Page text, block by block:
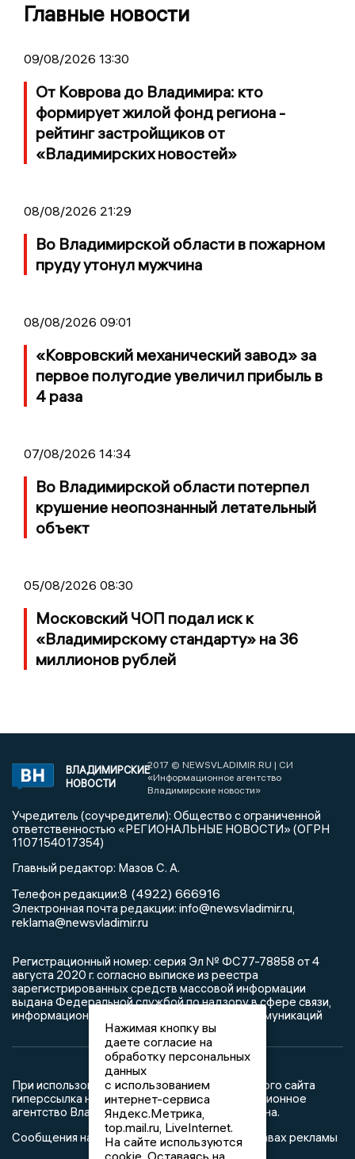
Главные новости
09/08/2026 13:30
От Коврова до Владимира: кто
формирует жилой фонд региона -
рейтинг застройщиков от
«Владимирских новостей»
08/08/2026 21:29
Во Владимирской области в пожарном
пруду утонул мужчина
08/08/2026 09:01
«Ковровский механический завод» за
первое полугодие увеличил прибыль в
4 раза
07/08/2026 14:34
Во Владимирской области потерпел
крушение неопознанный летательный
объект
05/08/2026 08:30
Московский ЧОП подал иск к
«Владимирскому стандарту» на 36
миллионов рублей
ВЛАДИМИРСКИЕ
НОВОСТИ
2017 © NEWSVLADIMIR.RU | СИ
«Информационное агентство
Владимирские новости»
Учредитель (соучредители): Общество с ограниченной
ответственностью «РЕГИОНАЛЬНЫЕ НОВОСТИ» (ОГРН
1107154017354)
Главный редактор: Мазов С. А.
Телефон редакции:8 (4922) 666916
Электронная почта редакции: info@newsvladimir.ru,
reklama@newsvladimir.ru
Регистрационный номер: серия Эл № ФС77-78858 от 4
августа 2020 г. согласно выписке из реестра
зарегистрированных средств массовой информации
выдана Федеральной службой по надзору в сфере связи,
информационных технологий и массовых коммуникаций
При использовании любого материала с данного сайта
гиперссылка на Сетевое издание «Информационное
агентство Владимирские новости» обязательна.
Сообщения на сером фоне размещены на правах рекламы
Нажимая кнопку вы
даете согласие на
обработку персональных
данных
с использованием
интернет-сервиса
Яндекс.Метрика,
top.mail.ru, LiveInternet.
На сайте используются
cookie. Оставаясь на